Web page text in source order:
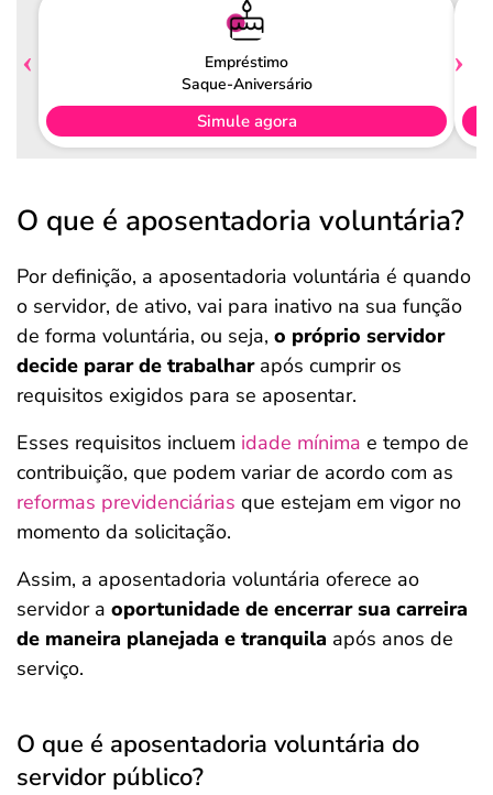
Empréstimo
Saque-Aniversário
Simule agora
O que é aposentadoria voluntária?
Por definição, a aposentadoria voluntária é quando
o servidor, de ativo, vai para inativo na sua função
de forma voluntária, ou seja, o próprio servidor
decide parar de trabalharapós cumprir os
requisitos exigidos para se aposentar.
Esses requisitos incluem idade mínima e tempo de
contribuição, que podem variar de acordo com as
reformas previdenciárias que estejam em vigor no
momento da solicitação.
Assim, a aposentadoria voluntária oferece ao
servidor a oportunidade de encerrar sua carreira
de maneira planejada e tranquila após anos de
serviço.
O que é aposentadoria voluntária do
servidor público?